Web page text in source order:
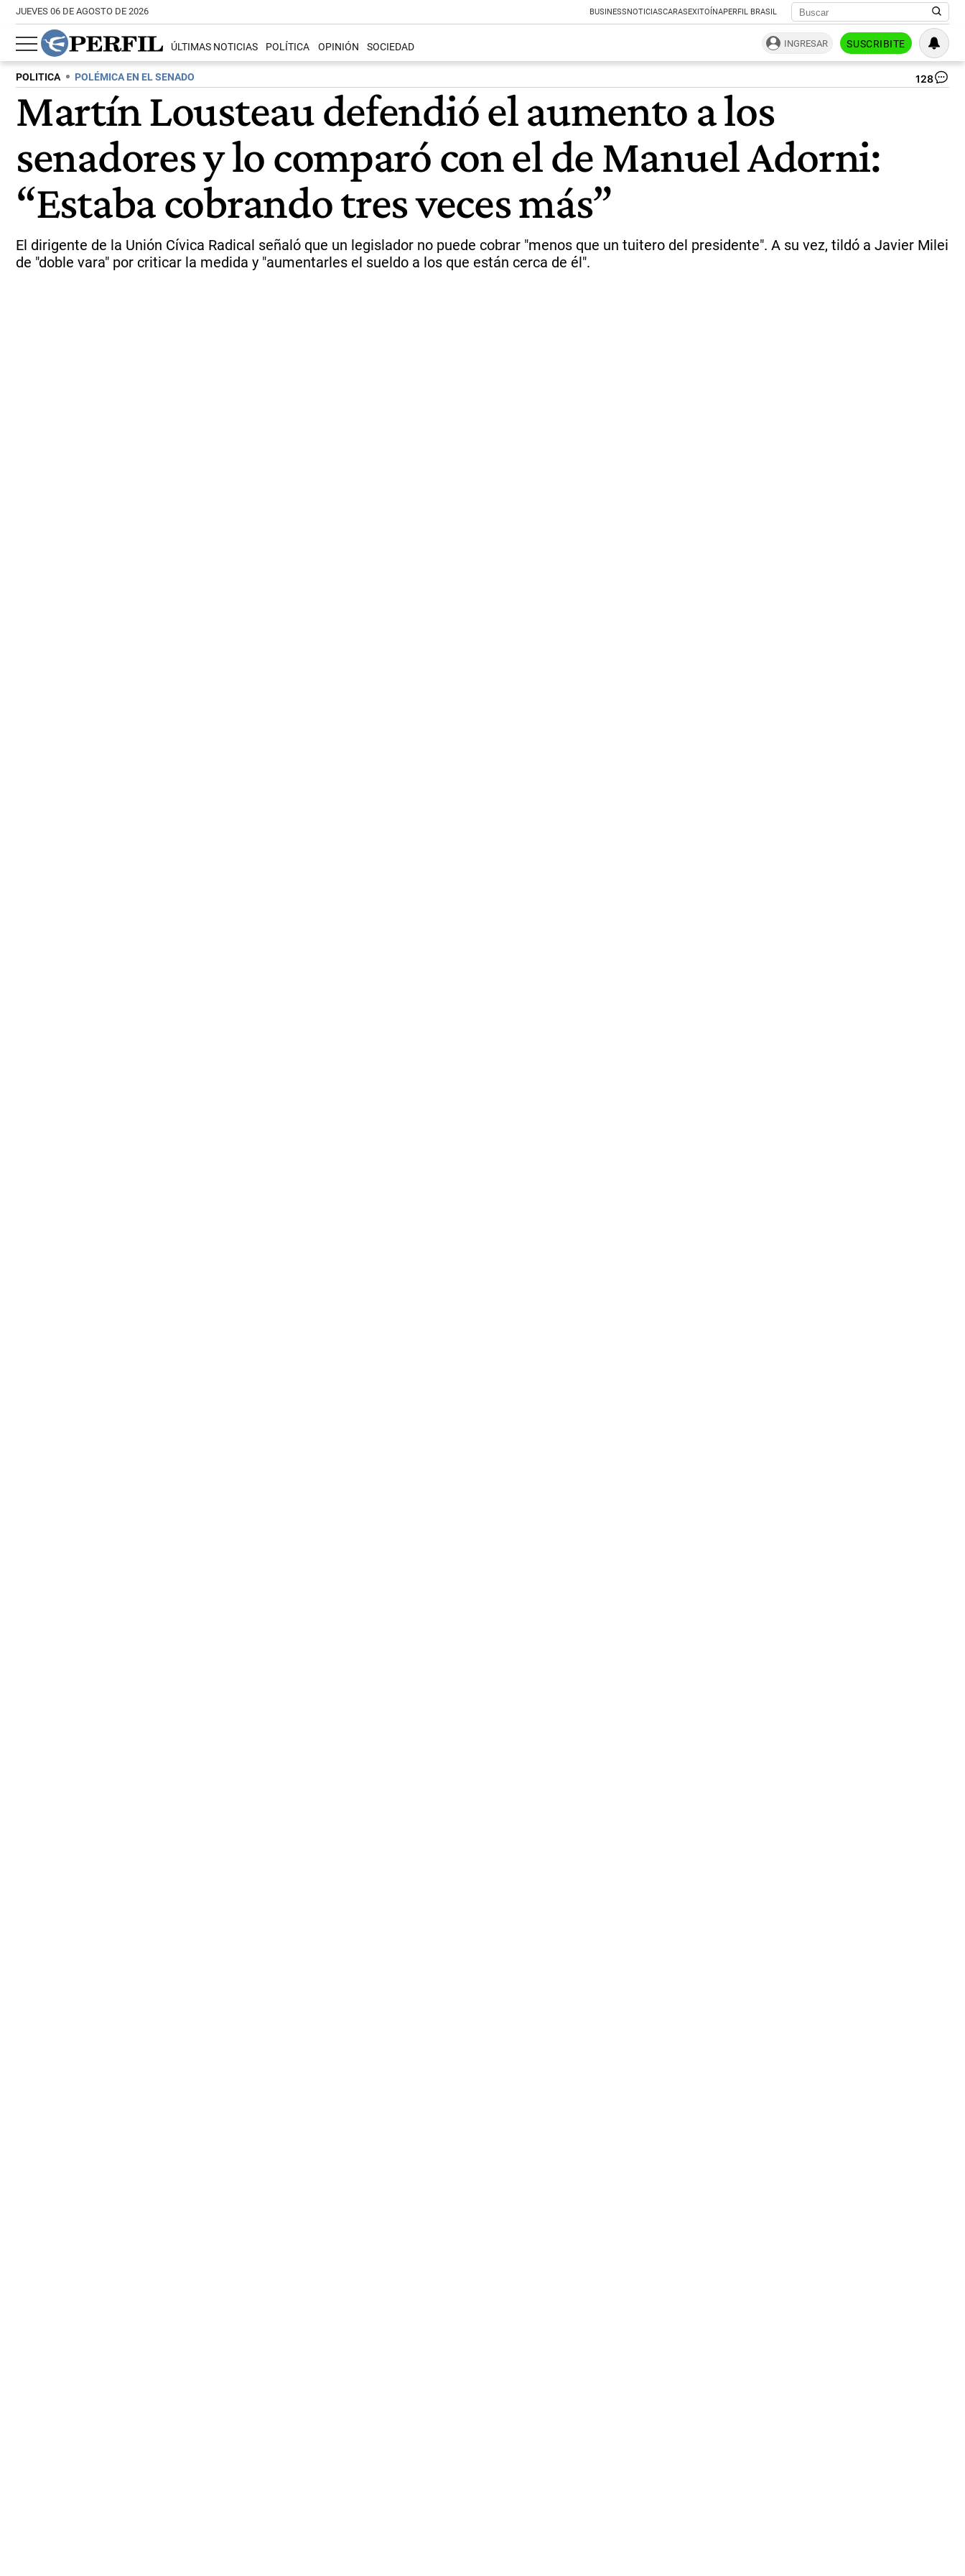
JUEVES 06 DE AGOSTO DE 2026 BUSINESSNOTICIASCARASEXITOÍNAPERFIL BRASIL
ÚLTIMAS NOTICIAS POLÍTICA OPINIÓN SOCIEDAD INGRESAR SUSCRIBITE
POLITICA POLÉMICA EN EL SENADO 128
Martín Lousteau defendió el aumento a los
senadores y lo comparó con el de Manuel Adorni:
“Estaba cobrando tres veces más”
El dirigente de la Unión Cívica Radical señaló que un legislador no puede cobrar "menos que un tuitero del presidente". A su vez, tildó a Javier Milei
de "doble vara" por criticar la medida y "aumentarles el sueldo a los que están cerca de él".